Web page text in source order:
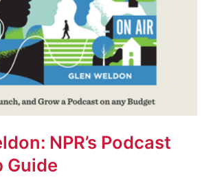
NPR’s Podcast
Guide